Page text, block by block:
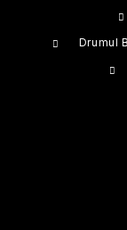
Drumul